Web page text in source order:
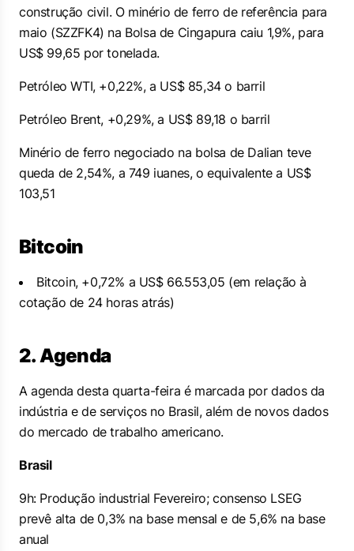
construção civil. O minério de ferro de referência para
maio (SZZFK4) na Bolsa de Cingapura caiu 1,9%, para
US$ 99,65 por tonelada.
Petróleo WTI, +0,22%, a US$ 85,34 o barril
Petróleo Brent, +0,29%, a US$ 89,18 o barril
Minério de ferro negociado na bolsa de Dalian teve
queda de 2,54%, a 749 iuanes, o equivalente a US$
103,51
Bitcoin
Bitcoin, +0,72% a US$ 66.553,05 (em relação à
cotação de 24 horas atrás)
2. Agenda
A agenda desta quarta-feira é marcada por dados da
indústria e de serviços no Brasil, além de novos dados
do mercado de trabalho americano.
Brasil
9h: Produção industrial Fevereiro; consenso LSEG
prevê alta de 0,3% na base mensal e de 5,6% na base
anual